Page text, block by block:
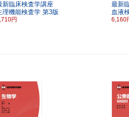
新臨床検査学講座
理機能検査学 第3版
円
最新
血液
6,160